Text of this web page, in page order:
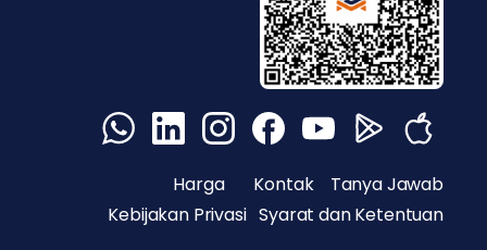
Harga KontakTanya Jawab
Kebijakan Privasi Syarat dan Ketentuan